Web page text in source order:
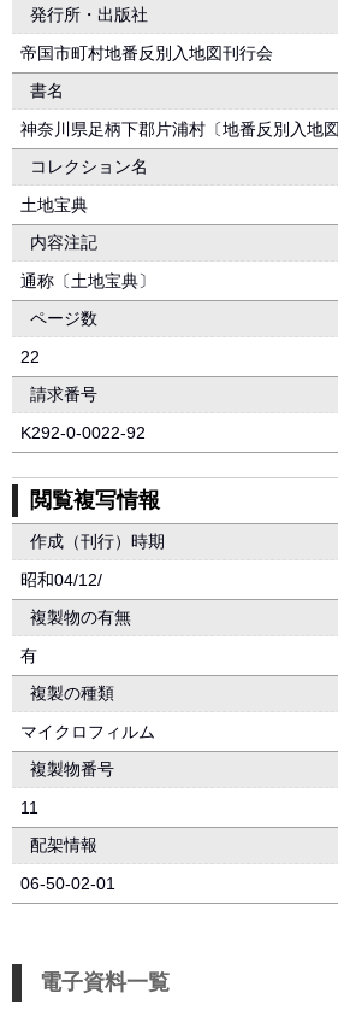
発行所・出版社
帝国市町村地番反別入地図刊行会
書名
神奈川県足柄下郡片浦村〔地番反別入地図
コレクション名
土地宝典
内容注記
通称〔土地宝典〕
ページ数
22
請求番号
K292-0-0022-92
閲覧複写情報
作成（刊行）時期
昭和04/12/
複製物の有無
有
複製の種類
マイクロフィルム
複製物番号
11
配架情報
06-50-02-01
電子資料一覧